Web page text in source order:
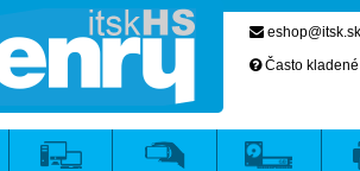
eshop@itsk.sk
Často